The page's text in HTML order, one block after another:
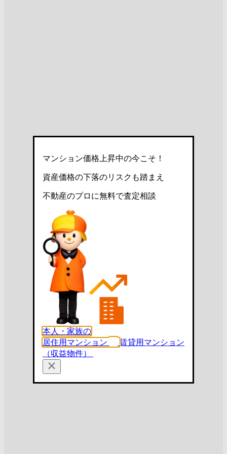
マンション価格上昇中の今こそ！
資産価格の下落のリスクも踏まえ
不動産のプロに無料で査定相談
本人・家族の
居住用マンション
賃貸用マンション
（収益物件）